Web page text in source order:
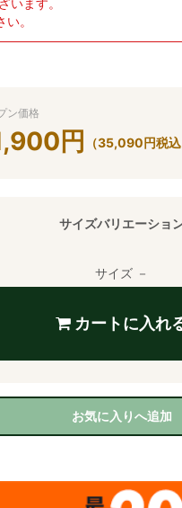
います。
。
ン価格
円 （35,090円税込
サイズバリエーショ
サイズ －
カートに入れ
お気に入りへ追加